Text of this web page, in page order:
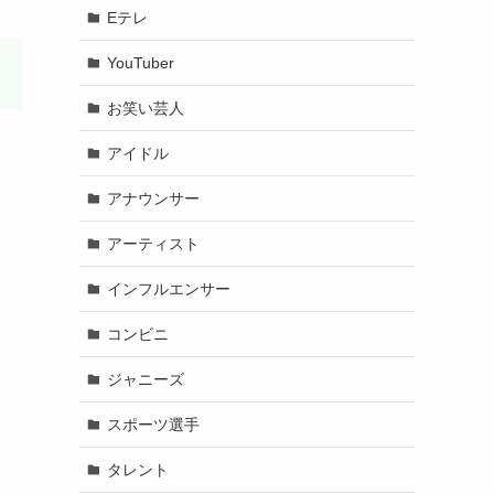
Eテレ
YouTuber
お笑い芸人
アイドル
アナウンサー
アーティスト
インフルエンサー
コンビニ
ジャニーズ
スポーツ選手
タレント